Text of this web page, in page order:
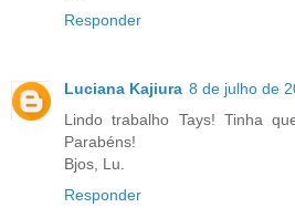
Responder
Luciana Kajiura 8 de julho de
Lindo trabalho Tays! Tinha
Parabéns!
Bjos, Lu.
Responder